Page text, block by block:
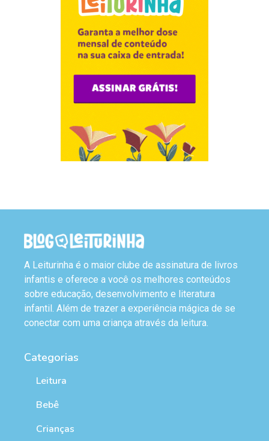
A Leiturinha é o maior clube de assinatura de livros
infantis e oferece a você os melhores conteúdos
sobre educação, desenvolvimento e literatura
infantil. Além de trazer a experiência mágica de se
conectar com uma criança através da leitura.
Categorias
Leitura
Bebê
Crianças